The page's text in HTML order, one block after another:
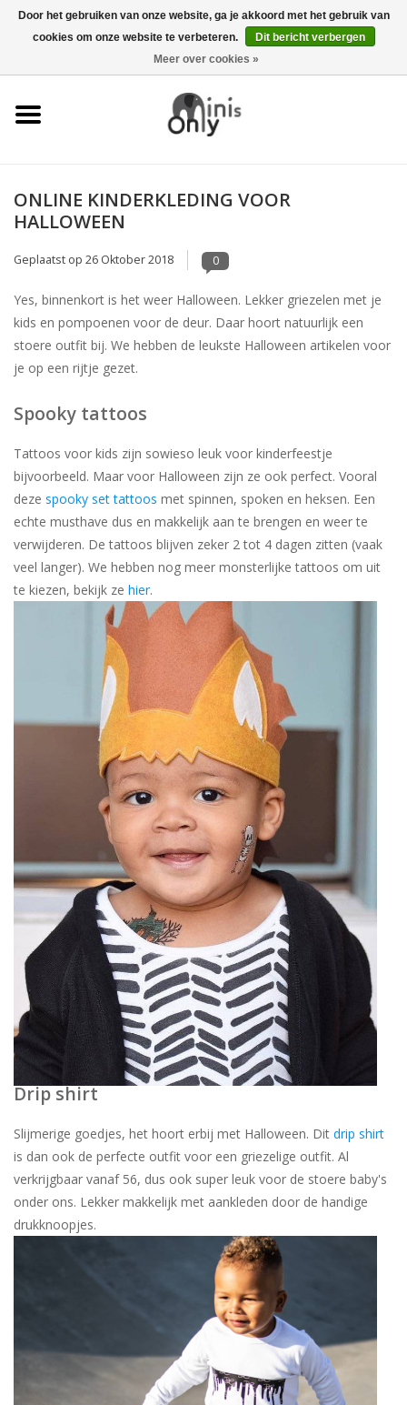
0 Artikelen - €0,00
Kleding
Accessoires
KERST CADEAUTJES
ONLINE KINDERKLEDING VOOR
HALLOWEEN
Geplaatst op 26 Oktober 2018 0
Yes, binnenkort is het weer Halloween. Lekker griezelen met je
kids en pompoenen voor de deur. Daar hoort natuurlijk een
stoere outfit bij. We hebben de leukste Halloween artikelen voor
je op een rijtje gezet.
Spooky tattoos
Tattoos voor kids zijn sowieso leuk voor kinderfeestje
bijvoorbeeld. Maar voor Halloween zijn ze ook perfect. Vooral
deze spooky set tattoos met spinnen, spoken en heksen. Een
echte musthave dus en makkelijk aan te brengen en weer te
verwijderen. De tattoos blijven zeker 2 tot 4 dagen zitten (vaak
veel langer). We hebben nog meer monsterlijke tattoos om uit
te kiezen, bekijk ze hier.
Drip shirt
Slijmerige goedjes, het hoort erbij met Halloween. Dit drip shirt
is dan ook de perfecte outfit voor een griezelige outfit. Al
verkrijgbaar vanaf 56, dus ook super leuk voor de stoere baby's
onder ons. Lekker makkelijk met aankleden door de handige
drukknoopjes.
Door het gebruiken van onze website, ga je akkoord met het gebruik van
cookies om onze website te verbeteren.
Dit bericht verbergen
Meer over cookies »